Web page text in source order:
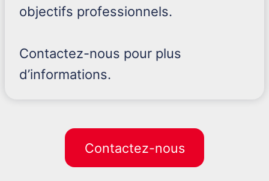
objectifs professionnels.
Contactez-nous pour plus
d’informations.
Contactez-nous